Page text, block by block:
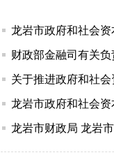
龙岩市政府和社会资
财政部金融司有关
关于推进政府和社
龙岩市政府和社会资
龙岩市财政局 龙岩